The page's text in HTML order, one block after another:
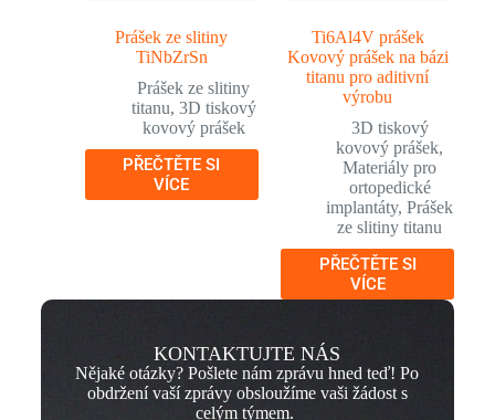
Prášek ze slitiny
TiNbZrSn
Prášek ze slitiny
titanu, 3D tiskový
kovový prášek
PŘEČTĚTE SI
VÍCE
Ti6Al4V prášek
Kovový prášek na bázi
titanu pro aditivní
výrobu
3D tiskový
kovový prášek,
Materiály pro
ortopedické
implantáty,Prášek
ze slitiny titanu
PŘEČTĚTE SI
VÍCE
KONTAKTUJTE NÁS
Nějaké otázky? Pošlete nám zprávu hned teď! Po
obdržení vaší zprávy obsloužíme vaši žádost s
celým týmem.